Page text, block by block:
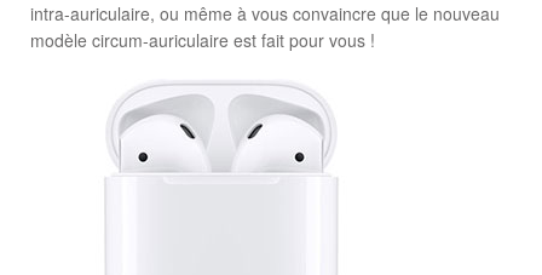
intra-auriculaire, ou même à vous convaincre que le nouveau
modèle circum-auriculaire est fait pour vous !